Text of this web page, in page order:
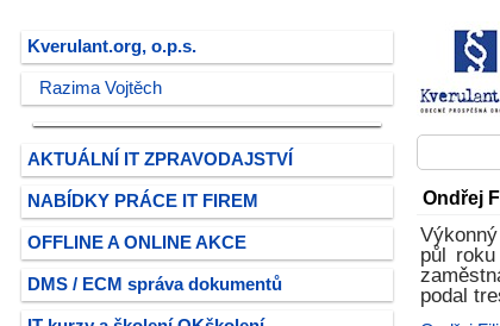
Kverulant.org, o.p.s.
Razima Vojtěch
AKTUÁLNÍ IT ZPRAVODAJSTVÍ
NABÍDKY PRÁCE IT FIREM
OFFLINE A ONLINE AKCE
DMS / ECM správa dokumentů
Ondřej
půl
podal